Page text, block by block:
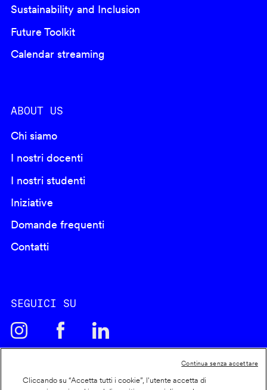
Sustainability and Inclusion
Future Toolkit
Calendar streaming
ABOUT US
Chi siamo
I nostri docenti
I nostri studenti
Iniziative
Domande frequenti
Contatti
SEGUICI SU
Cliccando su “Accetta tutti i cookie”, l'utente accetta di
Continua senza accettare